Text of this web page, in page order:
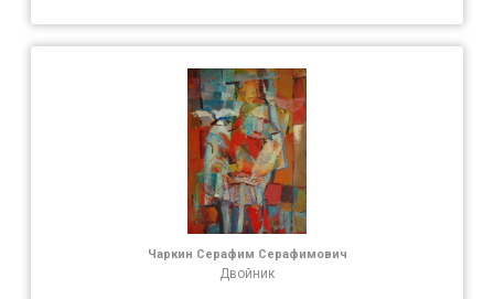
Чаркин Серафим Серафимович
Двойник